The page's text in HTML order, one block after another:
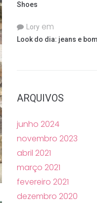
Shoes
Lory em
Look do dia: jeans e
ARQUIVOS
junho 2024
novembro 2023
abril 2021
março 2021
fevereiro 2021
dezembro 2020